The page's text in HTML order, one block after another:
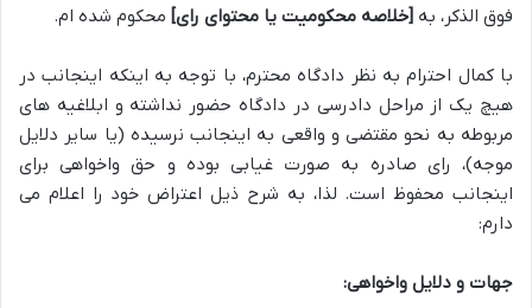
فوق الذکر، به [خلاصه محکومیت یا محتوای رای] محکوم شده ام.
با کمال احترام به نظر دادگاه محترم، با توجه به اینکه اینجانب در
هیچ یک از مراحل دادرسی در دادگاه حضور نداشته و ابلاغیه های
مربوطه به نحو مقتضی و واقعی به اینجانب نرسیده (یا سایر دلایل
موجه)، رای صادره به صورت غیابی بوده و حق واخواهی برای
اینجانب محفوظ است. لذا، به شرح ذیل اعتراض خود را اعلام می
دارم:
جهات و دلایل واخواهی: